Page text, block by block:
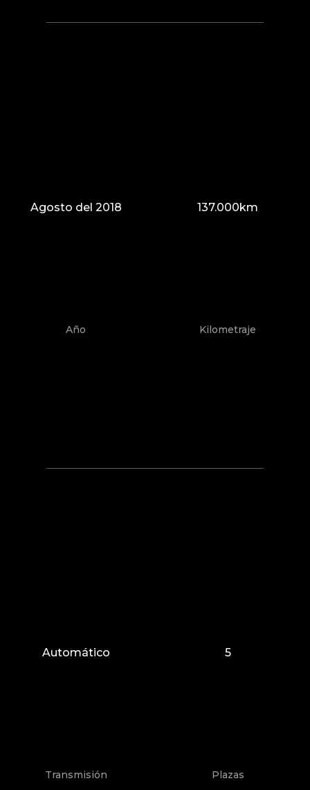
Agosto del 2018
Año
137.000km
Kilometraje
Automático
Transmisión
5
Plazas